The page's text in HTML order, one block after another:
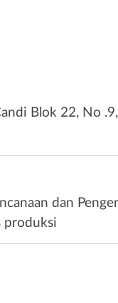
Blok 22, No
dan
produksi